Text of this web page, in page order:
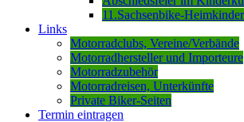
11.Sachsenbike-
Links
Motorradclubs, Vereine/Verbände
Motorradhersteller und Importeure
Motorradzubehör
Motorradreisen, Unterkünfte
Private Biker-Seiten
Termin eintragen